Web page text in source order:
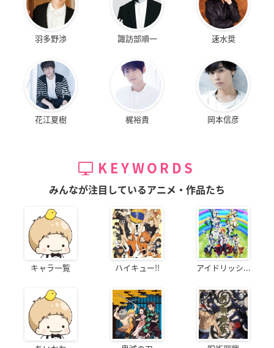
羽多野渉 諏訪部順一 速水奨
花江夏樹 梶裕貴 岡本信彦
KEYWORDS
みんなが注目しているアニメ・作品たち
キャラ一覧 ハイキュー!! アイドリッシ...